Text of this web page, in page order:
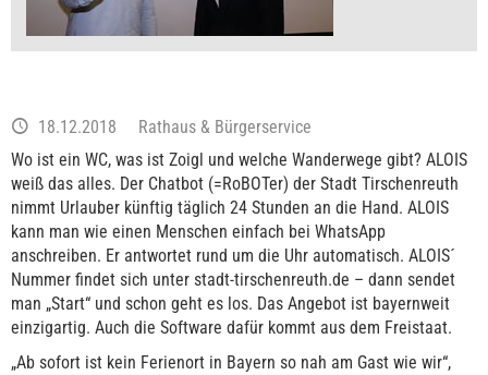
18.12.2018
Rathaus & Bürgerservice
Wo ist ein WC, was ist Zoigl und welche Wanderwege gibt? ALOIS
weiß das alles. Der Chatbot (=RoBOTer) der Stadt Tirschenreuth
nimmt Urlauber künftig täglich 24 Stunden an die Hand. ALOIS
kann man wie einen Menschen einfach bei WhatsApp
anschreiben. Er antwortet rund um die Uhr automatisch. ALOIS´
Nummer findet sich unter stadt-tirschenreuth.de – dann sendet
man „Start“ und schon geht es los. Das Angebot ist bayernweit
einzigartig. Auch die Software dafür kommt aus dem Freistaat.
„Ab sofort ist kein Ferienort in Bayern so nah am Gast wie wir“,